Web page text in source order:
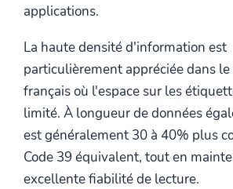
applications.
La haute densité d'information est
particulièrement appréciée dans
français où l'espace sur les
limité. À longueur de données
est généralement 30 à 40% plus
Code 39 équivalent, tout en
excellente fiabilité de lecture.